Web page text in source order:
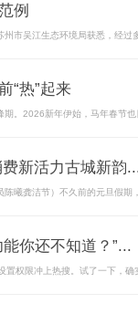
例
市吴江生态环境局获悉，经过
“热”起来
期。2026新年伊始，马年春节也
费新活力古城新韵
曦龚洁节）不久前的元旦假期
你还不知道？”...
置权限冲上热搜。试了一下，确